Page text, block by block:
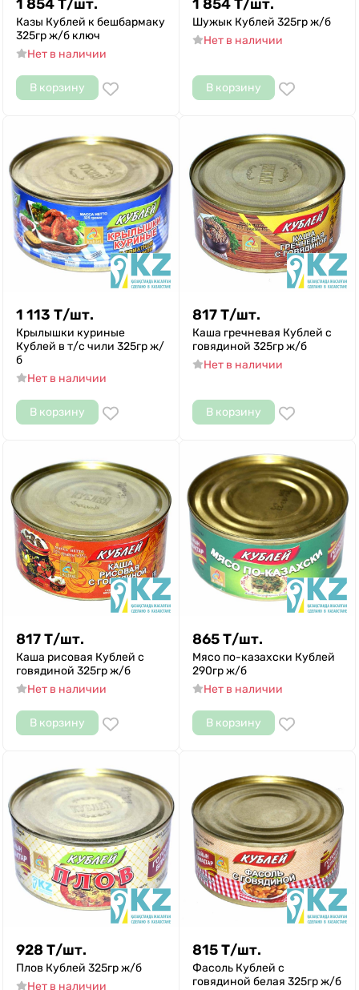
1 854Т/шт.
Казы Кублей к бешбармаку
325гр ж/б ключ
Нет в наличии
В корзину
1 854Т/шт.
Шужык Кублей 325гр ж/б
Нет в наличии
В корзину
1 113 Т/шт.
Крылышки куриные
Кублей в т/с чили 325гр ж/
б
Нет в наличии
В корзину
817Т/шт.
Каша гречневая Кублей с
говядиной 325гр ж/б
Нет в наличии
В корзину
817Т/шт.
Каша рисовая Кублей с
говядиной 325гр ж/б
Нет в наличии
В корзину
865Т/шт.
Мясо по-казахски Кублей
290гр ж/б
Нет в наличии
В корзину
928 Т/шт.
Плов Кублей 325гр ж/б
Нет в наличии
815Т/шт.
Фасоль Кублей с
говядиной белая 325гр ж/б